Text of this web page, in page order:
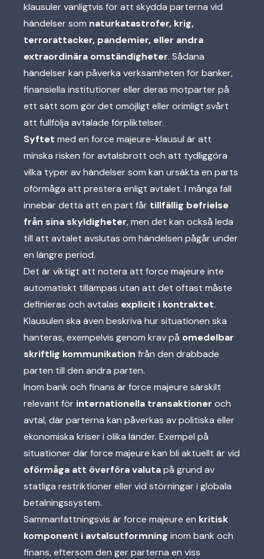
klausuler vanligtvis för att skydda parterna vid
händelser som naturkatastrofer, krig,
terrorattacker, pandemier, eller andra
extraordinära omständigheter. Sådana
händelser kan påverka verksamheten för banker,
finansiella institutioner eller deras motparter på
ett sätt som gör det omöjligt eller orimligt svårt
att fullfölja avtalade förpliktelser.
Syftet med en force majeure-klausul är att
minska risken för avtalsbrott och att tydliggöra
vilka typer av händelser som kan ursäkta en parts
oförmåga att prestera enligt avtalet. I många fall
innebär detta att en part får tillfällig befrielse
från sina skyldigheter, men det kan också leda
till att avtalet avslutas om händelsen pågår under
en längre period.
Det är viktigt att notera att force majeure inte
automatiskt tillämpas utan att det oftast måste
definieras och avtalas explicit i kontraktet.
Klausulen ska även beskriva hur situationen ska
hanteras, exempelvis genom krav på omedelbar
skriftlig kommunikation från den drabbade
parten till den andra parten.
Inom bank och finans är force majeure särskilt
relevant för internationella transaktioner och
avtal, där parterna kan påverkas av politiska eller
ekonomiska kriser i olika länder. Exempel på
situationer där force majeure kan bli aktuellt är vid
oförmåga att överföra valutapå grund av
statliga restriktioner eller vid störningar i globala
betalningssystem.
Sammanfattningsvis är force majeure en kritisk
komponent i avtalsutformning inom bank och
finans, eftersom den ger parterna en viss